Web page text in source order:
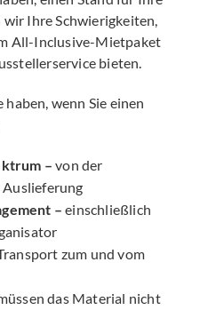
wir Ihre Schwierigkeiten,
All-Inclusive-Mietpaket
bieten.
wenn Sie einen
– von der
– einschließlich
zum und vom
das Material nicht